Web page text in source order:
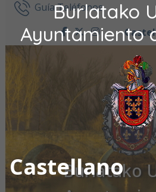
Burlatako
Ayuntamiento
Castellano
Ir al contenidoGuía Teléfonos
facebook
twitter
Burlatako